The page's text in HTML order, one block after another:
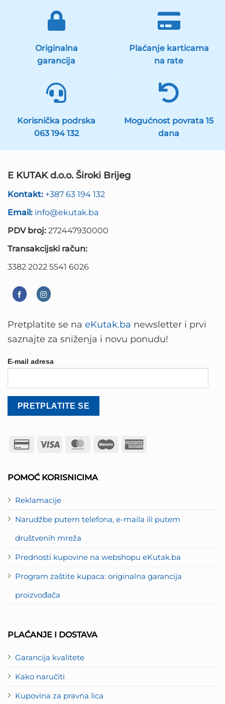
Originalna
garancija
Plaćanje karticama
na rate
Korisnička podrska
063 194 132
Mogućnost povrata 15
dana
E KUTAK d.o.o. Široki Brijeg
Kontakt: +387 63 194 132
Email: info@ekutak.ba
PDV broj: 272447930000
Transakcijski račun:
3382 2022 5541 6026
POMOĆ KORISNICIMA
Reklamacije
Narudžbe putem telefona, e-maila ili putem
društvenih mreža
Prednosti kupovine na webshopu eKutak.ba
Program zaštite kupaca: originalna garancija
proizvođača
PLAĆANJE I DOSTAVA
Garancija kvalitete
Kako naručiti
Kupovina za pravna lica
Pretplatite se na eKutak.ba newsletter i prvi
saznajte za sniženja i novu ponudu!
E-mail adresa
Credit
Visa MasterCard
Maestro